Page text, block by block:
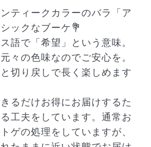
吸いやすくなる処理）を施
梱包してお届けしています。
窮屈そうに見えますが、輸送
を軽減する効果があります。
ティークカラーのバラ「ア
ックなブーケ💐
語で「希望」という意味。
々の色味なのでご安心を。
切り戻しで長く楽しめます
るだけお得にお届けするた
工夫をしています。通常お
ゲの処理をしていますが、